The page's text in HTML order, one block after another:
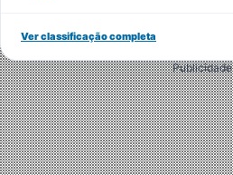
Ver classificação completa
Publicidade